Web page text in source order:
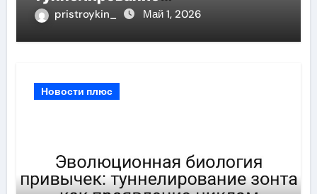
резервирования как проявление
pristroykin_ Май 1, 2026
Новости плюс